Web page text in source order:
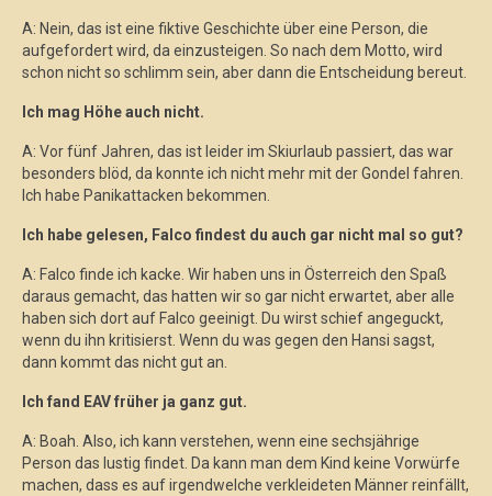
A: Nein, das ist eine fiktive Geschichte über eine Person, die
aufgefordert wird, da einzusteigen. So nach dem Motto, wird
schon nicht so schlimm sein, aber dann die Entscheidung bereut.
Ich mag Höhe auch nicht.
A: Vor fünf Jahren, das ist leider im Skiurlaub passiert, das war
besonders blöd, da konnte ich nicht mehr mit der Gondel fahren.
Ich habe Panikattacken bekommen.
Ich habe gelesen, Falco findest du auch gar nicht mal so gut?
A: Falco finde ich kacke. Wir haben uns in Österreich den Spaß
daraus gemacht, das hatten wir so gar nicht erwartet, aber alle
haben sich dort auf Falco geeinigt. Du wirst schief angeguckt,
wenn du ihn kritisierst. Wenn du was gegen den Hansi sagst,
dann kommt das nicht gut an.
Ich fand EAV früher ja ganz gut.
A: Boah. Also, ich kann verstehen, wenn eine sechsjährige
Person das lustig findet. Da kann man dem Kind keine Vorwürfe
machen, dass es auf irgendwelche verkleideten Männer reinfällt,